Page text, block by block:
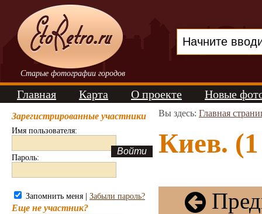
Старые фотографии городов
Главная Карта О проекте Новые
Зарегистрированные участники
Имя пользователя:
Пароль:
Запомнить меня | Забыли пароль?
Еще не участник?
Вы здесь: Главная
Киев.